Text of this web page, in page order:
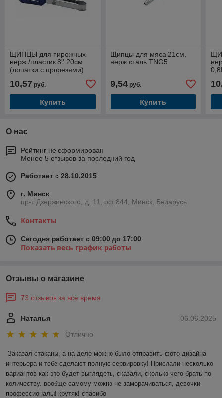
ЩИПЦЫ для пирожных
нерж./пластик 8'' 20см
(лопатки с прорезями)
10,57 руб.
Купить
Щипцы для мяса 21см,
нерж.сталь TNG5
9,54руб.
Купить
О нас
Рейтинг не сформирован
Менее 5 отзывов за последний год
Работает с 28.10.2015
г. Минск
пр-т Дзержинского, д. 11, оф.844, Минск, Беларусь
Контакты
Сегодня работает с 09:00 до 17:00
Показать весь график работы
Отзывы о магазине
73 отзывов за всё время
06.06.2025
Наталья
Отлично
Заказал стаканы, а на деле можно было отправить фото дизайна
интерьера и тебе сделают полную сервировку! Прислали несколько
вариантов как это будет выглядеть, сказали, сколько чего брать по
количеству. вообще самому можно не заморачиваться, девочки
профессионалы! крутяк! спасибо